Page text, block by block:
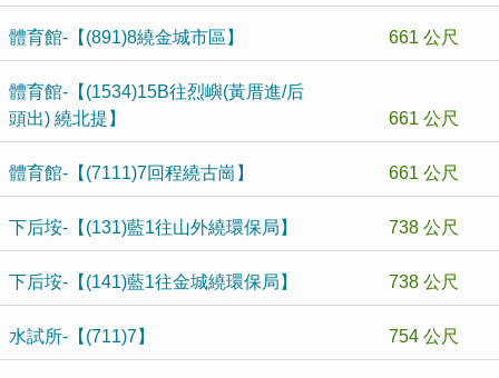
體育館-【(891)8繞金城市區】 661 公尺
體育館-【(1534)15B往烈嶼(黃厝進/后
頭出) 繞北提】
661 公尺
體育館-【(7111)7回程繞古崗】 661 公尺
下后垵-【(131)藍1往山外繞環保局】 738 公尺
下后垵-【(141)藍1往金城繞環保局】 738 公尺
水試所-【(711)7】 754 公尺